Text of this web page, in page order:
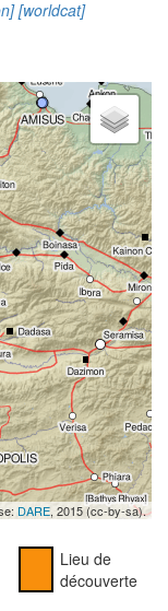
[worldcat]
DARE, 2015 (cc-by-sa).
Lieu de
découverte